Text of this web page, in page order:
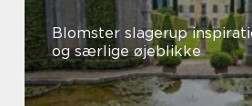
Blomster slagerup inspiration til hverdag
og særlige øjeblikke